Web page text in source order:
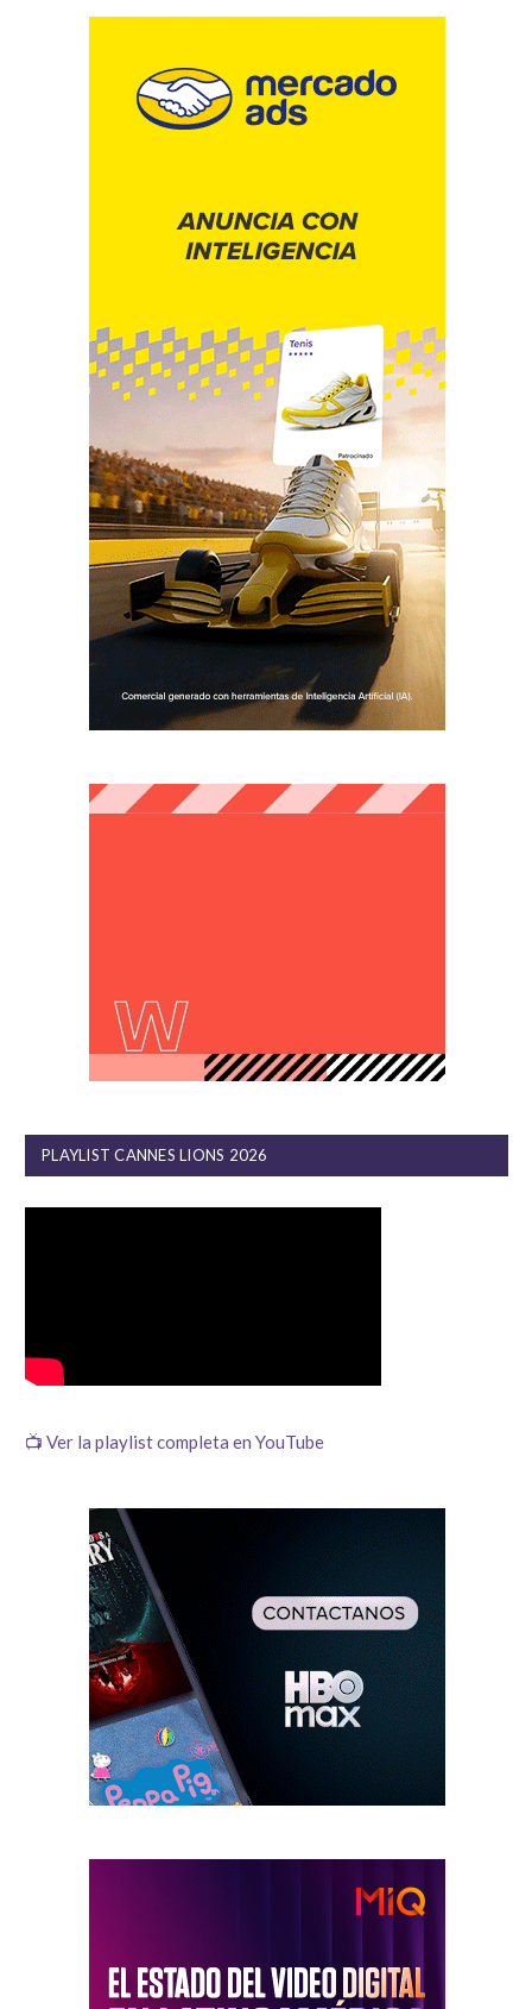
PLAYLIST CANNES LIONS 2026
📺 Ver la playlist completa en YouTube